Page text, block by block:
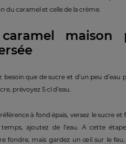
du caramel et celle de la crème.
maison
besoin que de sucre et d’un peu d’eau
prévoyez 5 cl d’eau.
à fond épais, versez le sucre et
ajoutez de l’eau. A cette
fondre, mais gardez un œil sur le